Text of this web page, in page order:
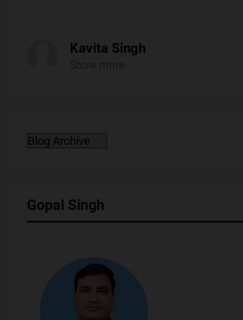
Kavita Singh
Gopal Singh